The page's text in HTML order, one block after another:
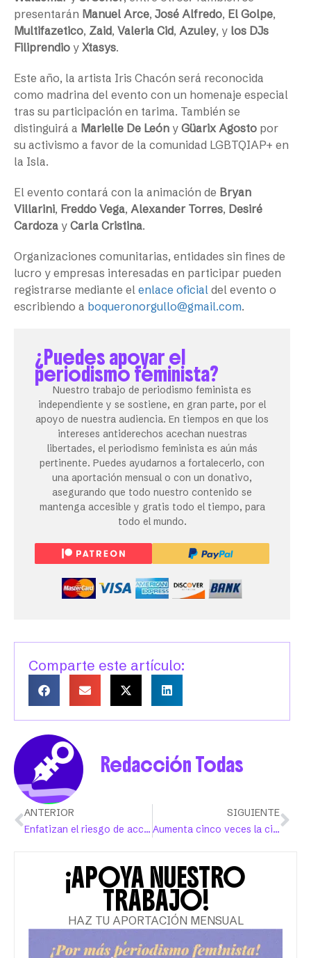
presentarán Manuel Arce, José Alfredo, El Golpe,
Multifazetico, Zaid, Valeria Cid, Azuley, y los DJs
Filiprendio y Xtasys.
Este año, la artista Iris Chacón será reconocida
como madrina del evento con un homenaje especial
tras su participación en tarima. También se
distinguirá a Marielle De León y Güarix Agosto por
su activismo a favor de la comunidad LGBTQIAP+ en
la Isla.
El evento contará con la animación de Bryan
Villarini, Freddo Vega, Alexander Torres, Desiré
Cardoza y Carla Cristina.
Organizaciones comunitarias, entidades sin fines de
lucro y empresas interesadas en participar pueden
registrarse mediante el enlace oficial del evento o
escribiendo a boqueronorgullo@gmail.com.
¿Puedes apoyar el
periodismo feminista?
Nuestro trabajo de periodismo feminista es
independiente y se sostiene, en gran parte, por el
apoyo de nuestra audiencia. En tiempos en que los
intereses antiderechos acechan nuestras
libertades, el periodismo feminista es aún más
pertinente. Puedes ayudarnos a fortalecerlo, con
una aportación mensual o con un donativo,
asegurando que todo nuestro contenido se
mantenga accesible y gratis todo el tiempo, para
todo el mundo.
Comparte este artículo:
Redacción Todas
ANTERIOR
Enfatizan el riesgo de acceso a armas en situaciones de violencia de género
SIGUIENTE
Aumenta cinco veces la cifra de inmigrantes detenidos en Puerto Rico
¡APOYA NUESTRO
TRABAJO!
HAZ TU APORTACIÓN MENSUAL